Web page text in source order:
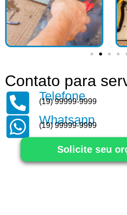
Contato para
Telefone
(19) 99999-9999
Whatsapp
(19) 99999-9999
Solicite seu